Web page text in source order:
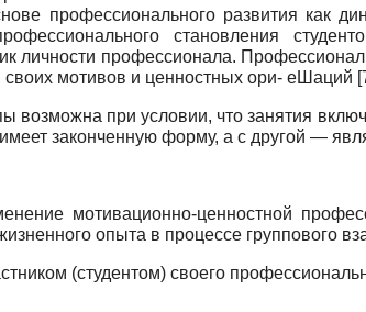
профессионального развития как
становления
личности профессионала.
своих мотивов и ценностных ори- еШаций
возможна при условии, что занятия
законченную форму, а с другой —
мотивационно-ценностной
опыта в процессе группового
(студентом) своего